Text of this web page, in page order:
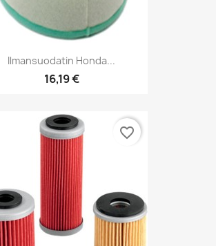
Ilmansuodatin Honda...
16,19 €
favorite_border